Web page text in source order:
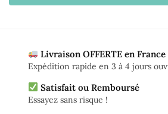
Livraison OFFERTE en France
Expédition rapide en 3 à 4 jours
Satisfait ou Remboursé
Essayez sans risque !